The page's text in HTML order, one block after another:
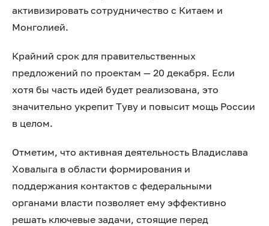
активизировать сотрудничество с Китаем и
Монголией.
Крайний срок для правительственных
предложений по проектам — 20 декабря. Если
хотя бы часть идей будет реализована, это
значительно укрепит Туву и повысит мощь России
в целом.
Отметим, что активная деятельность Владислава
Ховалыга в области формирования и
поддержания контактов с федеральными
органами власти позволяет ему эффективно
решать ключевые задачи, стоящие перед